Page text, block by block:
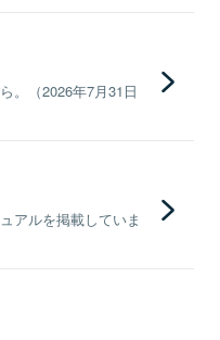
。（2026年7月31日
アルを掲載していま